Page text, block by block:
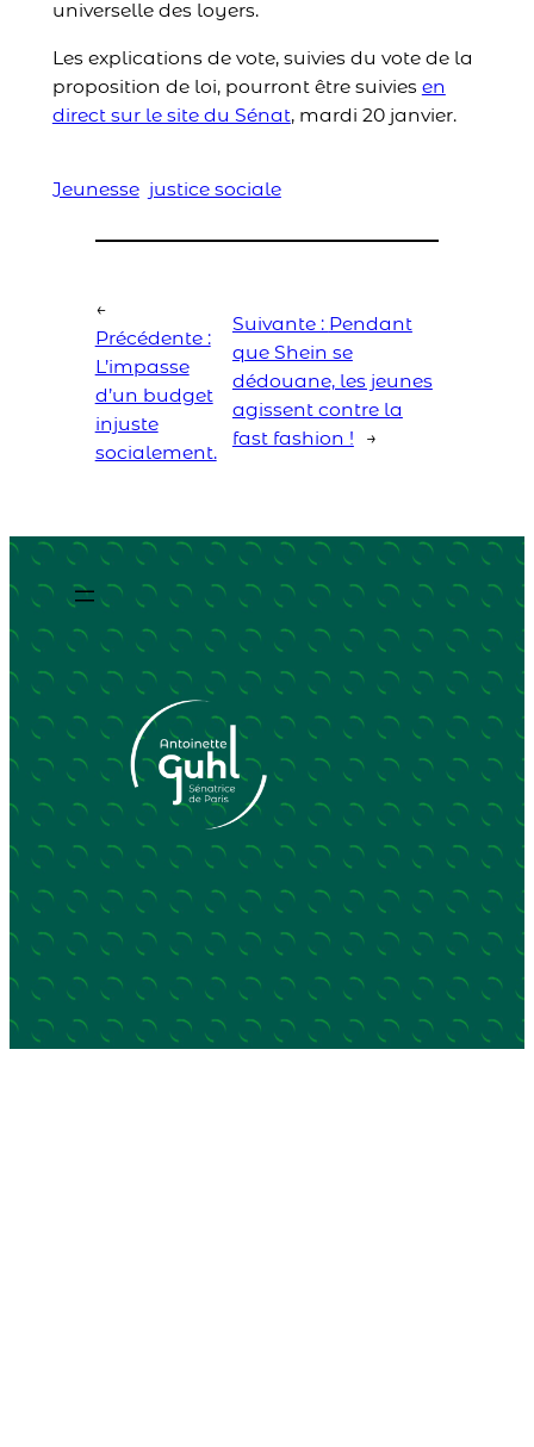
universelle des loyers.
Les explications de vote, suivies du vote de la
proposition de loi, pourront être suivies en
direct sur le site du Sénat, mardi 20 janvier.
Jeunesse justice sociale
←
Précédente :
L’impasse
d’un budget
injuste
socialement.
Suivante : Pendant
que Shein se
dédouane, les jeunes
agissent contre la
fast fashion !
→